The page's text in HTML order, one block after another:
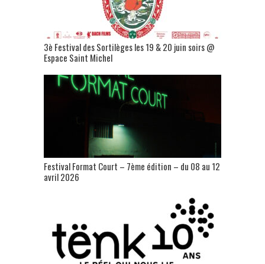
3è Festival des Sortilèges les 19 & 20 juin soirs @
Espace Saint Michel
Festival Format Court – 7ème édition – du 08 au 12
avril 2026